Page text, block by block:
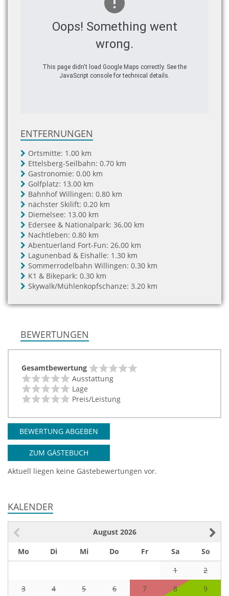
Oops! Something went
wrong.
This page didn't load Google Maps correctly. See the
JavaScript console for technical details.
ENTFERNUNGEN
Ortsmitte: 1.00 km
Ettelsberg-Seilbahn: 0.70 km
Gastronomie: 0.00 km
Golfplatz: 13.00 km
Bahnhof Willingen: 0.80 km
nächster Skilift: 0.20 km
Diemelsee: 13.00 km
Edersee & Nationalpark: 36.00 km
Nachtleben: 0.80 km
Abentuerland Fort-Fun: 26.00 km
Lagunenbad & Eishalle: 1.30 km
Sommerrodelbahn Willingen: 0.30 km
K1 & Bikepark: 0.30 km
Skywalk/Mühlenkopfschanze: 3.20 km
BEWERTUNGEN
Gesamtbewertung
Ausstattung
Lage
Preis/Leistung
BEWERTUNG ABGEBEN
ZUM GÄSTEBUCH
Aktuell liegen keine Gästebewertungen vor.
KALENDER
August 2026
Mo
Di Mi Do Fr Sa
So
1
2
3
4 5 6 7 8
9